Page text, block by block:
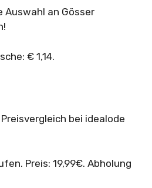
an Gösser
€ 1,14.
bei idealode
Preis: 19,99€. Abholung